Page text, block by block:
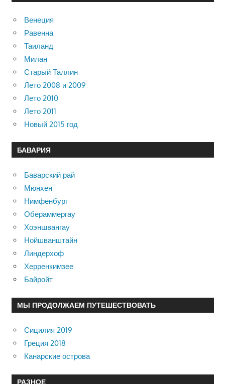
Венеция
Равенна
Таиланд
Милан
Старый Таллин
Лето 2008 и 2009
Лето 2010
Лето 2011
Новый 2015 год
БАВАРИЯ
Баварский рай
Мюнхен
Нимфенбург
Обераммергау
Хоэншвангау
Нойшванштайн
Линдерхоф
Херренкимзее
Байройт
МЫ ПРОДОЛЖАЕМ ПУТЕШЕСТВОВАТЬ
Сицилия 2019
Греция 2018
Канарские острова
РАЗНОЕ